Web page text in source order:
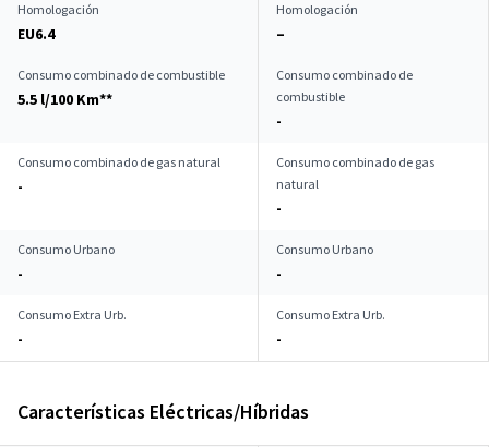
Homologación
EU6.4
Homologación
–
Consumo combinado de combustible
5.5 l/100 Km**
Consumo combinado de
combustible
-
Consumo combinado de gas natural
-
Consumo combinado de gas
natural
-
Consumo Urbano
-
Consumo Urbano
-
Consumo Extra Urb.
-
Consumo Extra Urb.
-
Características Eléctricas/Híbridas